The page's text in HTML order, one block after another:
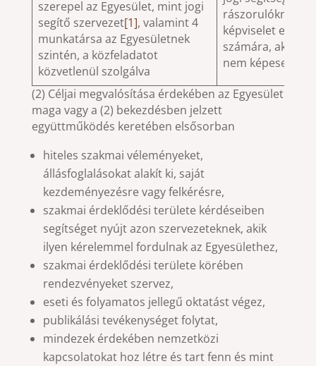
szerepel az Egyesület, mint jogi
segítő szervezet[1], valamint 4
munkatársa az Egyesületnek
szintén, a közfeladatot
közvetlenül szolgálva
rászorulóknak,
képviselet
számára, akik
nem képesek
(2) Céljai megvalósítása érdekében az Egyesület
maga vagy a (2) bekezdésben jelzett
együttműködés keretében elsősorban
hiteles szakmai véleményeket,
állásfoglalásokat alakít ki, saját
kezdeményezésre vagy felkérésre,
szakmai érdeklődési területe kérdéseiben
segítséget nyújt azon szervezeteknek, akik
ilyen kérelemmel fordulnak az Egyesülethez,
szakmai érdeklődési területe körében
rendezvényeket szervez,
eseti és folyamatos jellegű oktatást végez,
publikálási tevékenységet folytat,
mindezek érdekében nemzetközi
kapcsolatokat hoz létre és tart fenn és mint